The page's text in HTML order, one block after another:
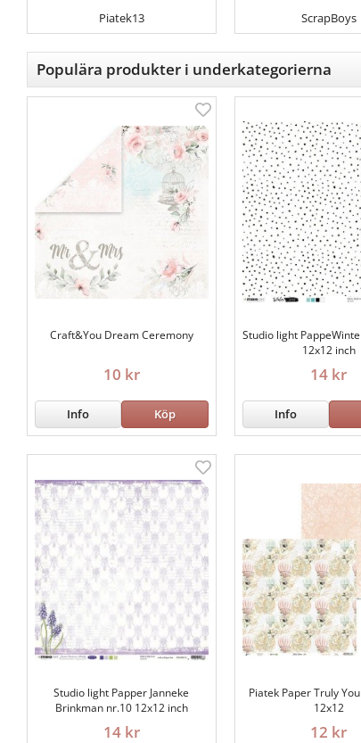
Piatek13 ScrapBoys
Populära produkter i underkategorierna
Craft&You Dream Ceremony
10 kr
Info Köp
Studio light
12x12 inch
14 kr
Info
Studio light Papper Janneke
Brinkman nr.10 12x12 inch
14 kr
Piatek Paper Truly
12x12
12 kr